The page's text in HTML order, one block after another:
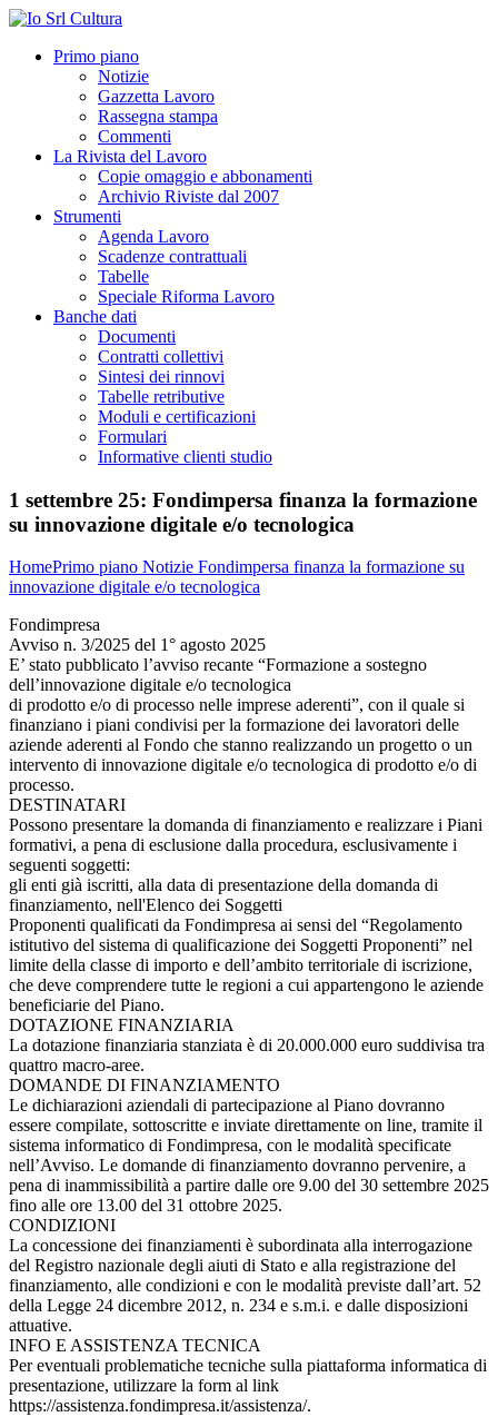
Primo piano
Notizie
Gazzetta Lavoro
Rassegna stampa
Commenti
La Rivista del Lavoro
Copie omaggio e abbonamenti
Archivio Riviste dal 2007
Strumenti
Agenda Lavoro
Scadenze contrattuali
Tabelle
Speciale Riforma Lavoro
Banche dati
Documenti
Contratti collettivi
Sintesi dei rinnovi
Tabelle retributive
Moduli e certificazioni
Formulari
Informative clienti studio
1 settembre 25: Fondimpersa finanza la formazione
su innovazione digitale e/o tecnologica
HomePrimo piano Notizie Fondimpersa finanza la formazione su
innovazione digitale e/o tecnologica
Fondimpresa
Avviso n. 3/2025 del 1° agosto 2025
E’ stato pubblicato l’avviso recante “Formazione a sostegno
dell’innovazione digitale e/o tecnologica
di prodotto e/o di processo nelle imprese aderenti”, con il quale si
finanziano i piani condivisi per la formazione dei lavoratori delle
aziende aderenti al Fondo che stanno realizzando un progetto o un
intervento di innovazione digitale e/o tecnologica di prodotto e/o di
processo.
DESTINATARI
Possono presentare la domanda di finanziamento e realizzare i Piani
formativi, a pena di esclusione dalla procedura, esclusivamente i
seguenti soggetti:
gli enti già iscritti, alla data di presentazione della domanda di
finanziamento, nell'Elenco dei Soggetti
Proponenti qualificati da Fondimpresa ai sensi del “Regolamento
istitutivo del sistema di qualificazione dei Soggetti Proponenti” nel
limite della classe di importo e dell’ambito territoriale di iscrizione,
che deve comprendere tutte le regioni a cui appartengono le aziende
beneficiarie del Piano.
DOTAZIONE FINANZIARIA
La dotazione finanziaria stanziata è di 20.000.000 euro suddivisa tra
quattro macro-aree.
DOMANDE DI FINANZIAMENTO
Le dichiarazioni aziendali di partecipazione al Piano dovranno
essere compilate, sottoscritte e inviate direttamente on line, tramite il
sistema informatico di Fondimpresa, con le modalità specificate
nell’Avviso. Le domande di finanziamento dovranno pervenire, a
pena di inammissibilità a partire dalle ore 9.00 del 30 settembre 2025
fino alle ore 13.00 del 31 ottobre 2025.
CONDIZIONI
La concessione dei finanziamenti è subordinata alla interrogazione
del Registro nazionale degli aiuti di Stato e alla registrazione del
finanziamento, alle condizioni e con le modalità previste dall’art. 52
della Legge 24 dicembre 2012, n. 234 e s.m.i. e dalle disposizioni
attuative.
INFO E ASSISTENZA TECNICA
Per eventuali problematiche tecniche sulla piattaforma informatica di
presentazione, utilizzare la form al link
https://assistenza.fondimpresa.it/assistenza/.